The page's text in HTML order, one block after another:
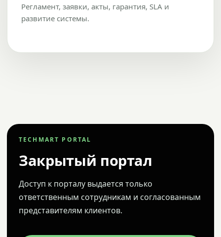
Регламент, заявки, акты, гарантия, SLA и
развитие системы.
TECHMART PORTAL
Закрытый портал
Доступ к порталу выдается только
ответственным сотрудникам и согласованным
представителям клиентов.